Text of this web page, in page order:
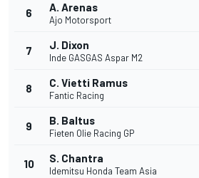
6 A. Arenas
Ajo Motorsport
7 J. Dixon
Inde GASGAS Aspar M2
8 C. Vietti Ramus
Fantic Racing
9 B. Baltus
Fieten Olie Racing GP
10 S. Chantra
Idemitsu Honda Team Asia